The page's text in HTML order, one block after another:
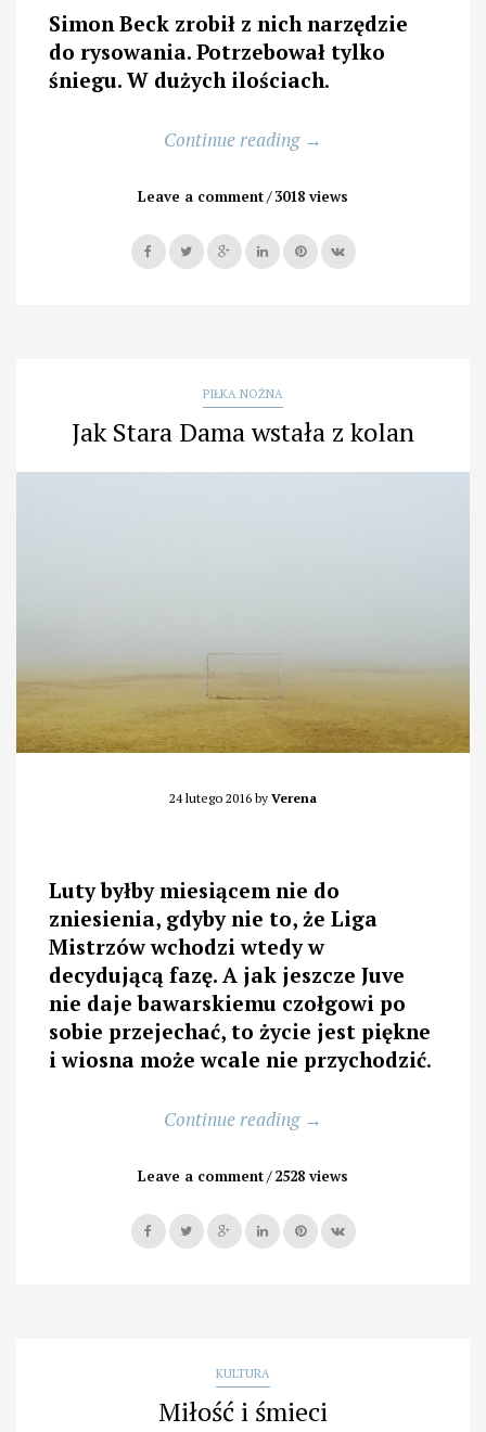
Simon Beck zrobił z nich narzędzie
do rysowania. Potrzebował tylko
śniegu. W dużych ilościach.
Continue reading „Do
mogą
się
nogi”
→
Leave a comment 3018 views
PIŁKA NOŻNA
Jak Stara Dama wstała z kolan
24 lutego 2016 by Verena
Luty byłby miesiącem nie do
zniesienia, gdyby nie to, że Liga
Mistrzów wchodzi wtedy w
decydującą fazę. A jak jeszcze Juve
nie daje bawarskiemu czołgowi po
sobie przejechać, to życie jest piękne
i wiosna może wcale nie przychodzić.
Continue reading „Jak
Dama
z
kolan”
→
Leave a comment 2528 views
KULTURA
Miłość i śmieci